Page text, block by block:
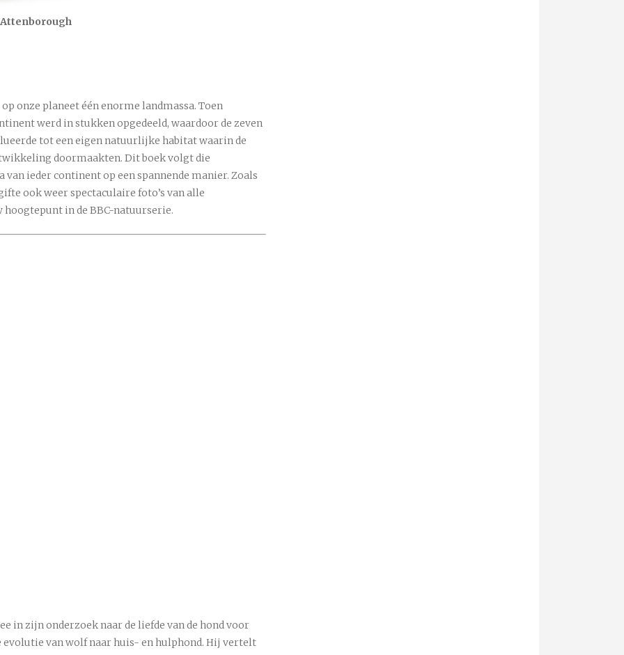
Attenborough
onze planeet één enorme landmassa. Toen
werd in stukken opgedeeld, waardoor de zeven
tot een eigen natuurlijke habitat waarin de
doormaakten. Dit boek volgt die
ieder continent op een spannende manier. Zoals
ook weer spectaculaire foto’s van alle
in de BBC-natuurserie.
in zijn onderzoek naar de liefde van de hond voor
evolutie van wolf naar huis- en hulphond. Hij vertelt